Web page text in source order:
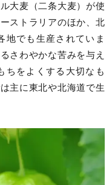
大麦（二条大麦）が使
ストラリアのほか、北
地でも生産されていま
さわやかな苦みを与え
ちをよくする大切なも
主に東北や北海道で生